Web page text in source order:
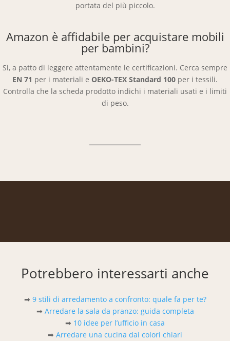
portata del più piccolo.
Amazon è affidabile per acquistare mobili
per bambini?
Sì, a patto di leggere attentamente le certificazioni. Cerca sempre
EN 71 per i materiali e OEKO-TEX Standard 100 per i tessili.
Controlla che la scheda prodotto indichi i materiali usati e i limiti
di peso.
Potrebbero interessarti anche
➡ 9 stili di arredamento a confronto: quale fa per te?
➡ Arredare la sala da pranzo: guida completa
➡ 10 idee per l’ufficio in casa
➡ Arredare una cucina dai colori chiari